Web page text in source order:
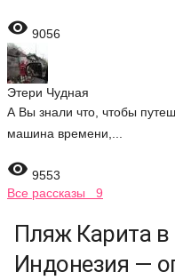
 9056
Этери Чудная
А Вы знали что, чтобы
машина времени,...
 9553
Все рассказы 9
Пляж Карита
Индонезия —